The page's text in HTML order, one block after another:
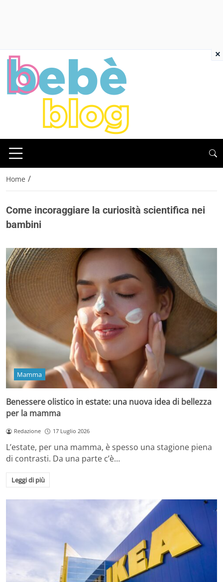
Home /
Come incoraggiare la curiosità scientifica nei
bambini
Mamma
Benessere olistico in estate: una nuova idea di bellezza
per la mamma
Redazione 17 Luglio 2026
L’estate, per una mamma, è spesso una stagione piena
di contrasti. Da una parte c’è…
Leggi di più
×